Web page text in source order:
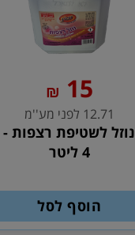
15
₪
12.71 לפני מע''מ
נוזל לשטיפת רצפות -
4 ליטר
הוסף לסל